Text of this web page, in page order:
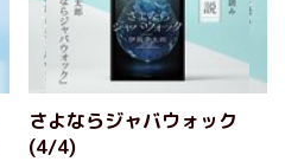
さよならジャバウォック
(4/4)